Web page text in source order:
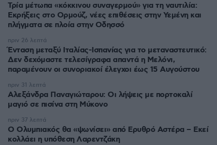
Τρία μέτωπα «κόκκινου συναγερμού» για τη ναυτιλία:
Εκρήξεις στο Ορμούζ, νέες επιθέσεις στην Υεμένη και
πλήγματα σε πλοία στην Οδησσό
Ένταση μεταξύ Ιταλίας-Ισπανίας για το μεταναστευτικό:
Δεν δεχόμαστε τελεσίγραφα απαντά η Μελόνι,
παραμένουν οι συνοριακοί έλεγχοι έως 15 Αυγούστου
πριν 26 λεπτά
Αλεξάνδρα Παναγιώταρου: Οι λήψεις με πορτοκαλί
μαγιό σε πισίνα στη Μύκονο
πριν 31 λεπτά
Ο Ολυμπιακός θα «ψωνίσει» από Ερυθρό Αστέρα – Εκεί
κολλάει η υπόθεση Λαρεντζάκη
πριν 37 λεπτά